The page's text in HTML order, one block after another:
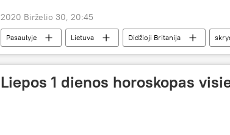
2020 Birželio 30, 20:45
Pasaulyje Lietuva Didžioji Britanija
Liepos 1 dienos horoskopas